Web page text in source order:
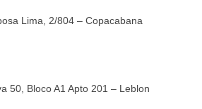
Lima, 2/804 – Copacabana
50, Bloco A1 Apto 201 – Leblon